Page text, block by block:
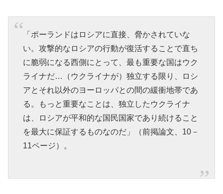
「ポーランドはロシアに直接、脅かされていな
い。攻撃的なロシアの行動が復活することで直ち
に脆弱になる西側にとって、最も重要な国はウク
ライナだ…（ウクライナが）独立する限り、ロシ
アとそれ以外のヨーロッパとの間の緩衝地帯であ
る。もっと重要なことは、独立したウクライナ
は、ロシアが平和的な国民国家であり続けること
を最大に保証するものなのだ」（前掲論文、10－
11ページ）。